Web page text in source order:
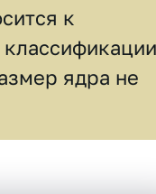
к
ядра не